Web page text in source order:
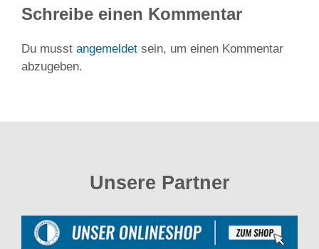
Schreibe einen Kommentar
Du musst angemeldet sein, um einen Kommentar
abzugeben.
Unsere Partner